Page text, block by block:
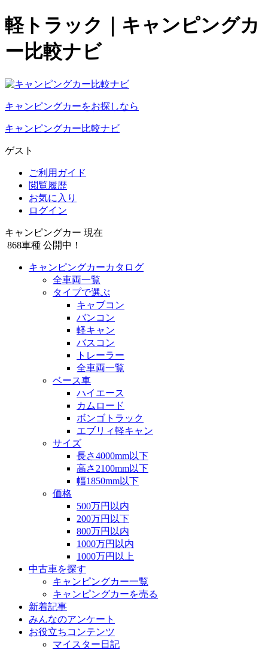
軽トラック｜キャンピングカ
ー比較ナビ
キャンピングカーをお探しなら
キャンピングカー比較ナビ
ゲスト
ご利用ガイド
閲覧履歴
お気に入り
ログイン
キャンピングカー 現在
868車種 公開中！
キャンピングカーカタログ
全車両一覧
タイプで選ぶ
キャブコン
バンコン
軽キャン
バスコン
トレーラー
全車両一覧
ベース車
ハイエース
カムロード
ボンゴトラック
エブリィ軽キャン
サイズ
長さ4000mm以下
高さ2100mm以下
幅1850mm以下
価格
500万円以内
200万円以下
800万円以内
1000万円以内
1000万円以上
中古車を探す
キャンピングカー一覧
キャンピングカーを売る
新着記事
みんなのアンケート
お役立ちコンテンツ
マイスター日記